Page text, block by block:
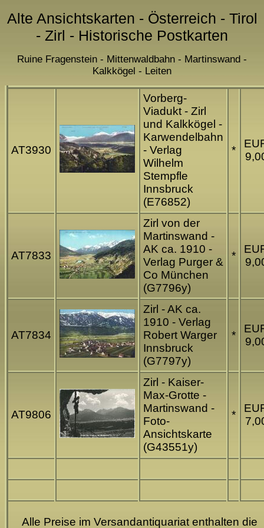
Alte Ansichtskarten - Österreich - Tirol
- Zirl - Historische Postkarten
Ruine Fragenstein - Mittenwaldbahn - Martinswand -
Kalkkögel - Leiten
AT3930
Vorberg-
Viadukt - Zirl
und Kalkkögel -
Karwendelbahn
- Verlag
Wilhelm
Stempfle
Innsbruck
(E76852)
*
AT7833
Zirl von der
Martinswand -
AK ca. 1910 -
Verlag Purger &
Co München
(G7796y)
*
AT7834
Zirl - AK ca.
1910 - Verlag
Robert Warger
Innsbruck
(G7797y)
*
AT9806
Zirl - Kaiser-
Max-Grotte -
Martinswand -
Foto-
Ansichtskarte
(G43551y)
*
Alle Preise im Versandantiquariat enthalten die